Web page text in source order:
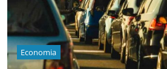
Economia